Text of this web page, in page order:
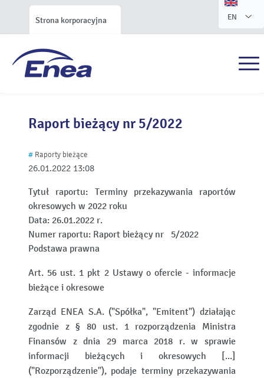
Strona korporacyjna EN
Raport bieżący nr 5/2022
26.01.2022 13:08
# Raporty bieżące
Tytuł raportu: Terminy przekazywania raportów
okresowych w 2022 roku
Data: 26.01.2022 r.
Numer raportu: Raport bieżący nr 5/2022
Podstawa prawna
Art. 56 ust. 1 pkt 2 Ustawy o ofercie - informacje
bieżące i okresowe
Zarząd ENEA S.A. ("Spółka", "Emitent") działając
zgodnie z § 80 ust. 1 rozporządzenia Ministra
Finansów z dnia 29 marca 2018 r. w sprawie
informacji bieżących i okresowych [...]
("Rozporządzenie"), podaje terminy przekazywania